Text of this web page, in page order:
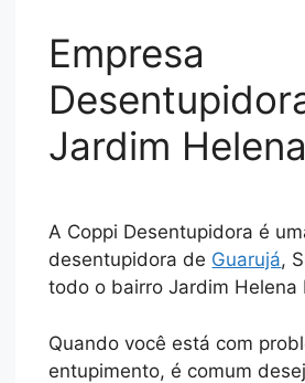
Empresa
Jardim
A Coppi Desentupidora é
desentupidora de Guarujá,
todo o bairro Jardim Helena
Quando você está com
entupimento, é comum